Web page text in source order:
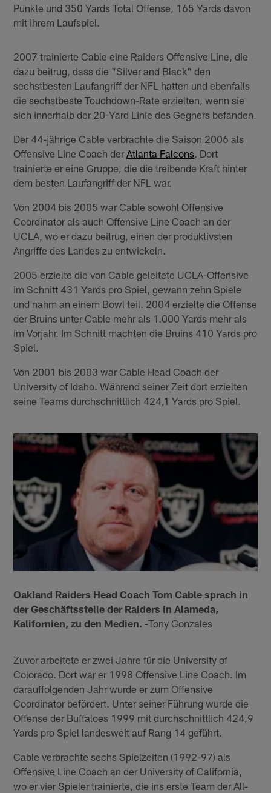
Punkte und 350 Yards Total Offense, 165 Yards davon
mit ihrem Laufspiel.
2007 trainierte Cable eine Raiders Offensive Line, die
dazu beitrug, dass die "Silver and Black" den
sechstbesten Laufangriff der NFL hatten und ebenfalls
die sechstbeste Touchdown-Rate erzielten, wenn sie
sich innerhalb der 20-Yard Linie des Gegners befanden.
Der 44-jährige Cable verbrachte die Saison 2006 als
Offensive Line Coach der Atlanta Falcons . Dort
trainierte er eine Gruppe, die die treibende Kraft hinter
dem besten Laufangriff der NFL war.
Von 2004 bis 2005 war Cable sowohl Offensive
Coordinator als auch Offensive Line Coach an der
UCLA, wo er dazu beitrug, einen der produktivsten
Angriffe des Landes zu entwickeln.
2005 erzielte die von Cable geleitete UCLA-Offensive
im Schnitt 431 Yards pro Spiel, gewann zehn Spiele
und nahm an einem Bowl teil. 2004 erzielte die Offense
der Bruins unter Cable mehr als 1.000 Yards mehr als
im Vorjahr. Im Schnitt machten die Bruins 410 Yards pro
Spiel.
Von 2001 bis 2003 war Cable Head Coach der
University of Idaho. Während seiner Zeit dort erzielten
seine Teams durchschnittlich 424,1 Yards pro Spiel.
Oakland Raiders Head Coach Tom Cable sprach in
der Geschäftsstelle der Raiders in Alameda,
Kalifornien, zu den Medien. -Tony Gonzales
Zuvor arbeitete er zwei Jahre für die University of
Colorado. Dort war er 1998 Offensive Line Coach. Im
darauffolgenden Jahr wurde er zum Offensive
Coordinator befördert. Unter seiner Führung wurde die
Offense der Buffaloes 1999 mit durchschnittlich 424,9
Yards pro Spiel landesweit auf Rang 14 geführt.
Cable verbrachte sechs Spielzeiten (1992-97) als
Offensive Line Coach an der University of California,
wo er vier Spieler trainierte, die ins erste Team der All-